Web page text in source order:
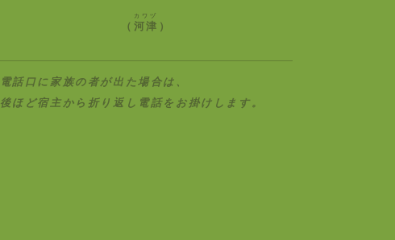
（ 河津
カワヅ
）
電話口に家族の者が出た場合は、
後ほど宿主から折り返し電話をお掛けします。